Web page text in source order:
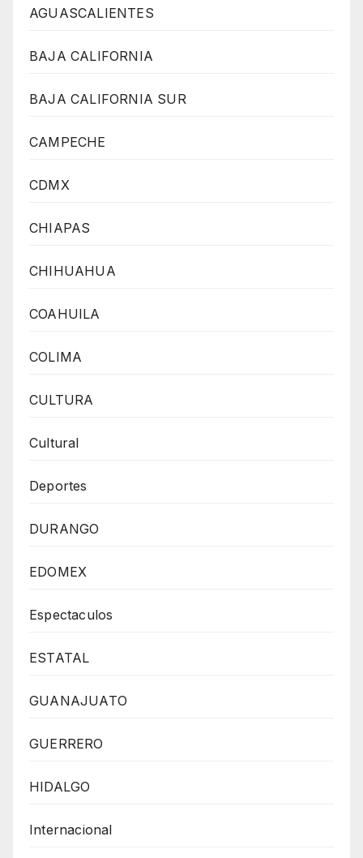
AGUASCALIENTES
BAJA CALIFORNIA
BAJA CALIFORNIA SUR
CAMPECHE
CDMX
CHIAPAS
CHIHUAHUA
COAHUILA
COLIMA
CULTURA
Cultural
Deportes
DURANGO
EDOMEX
Espectaculos
ESTATAL
GUANAJUATO
GUERRERO
HIDALGO
Internacional